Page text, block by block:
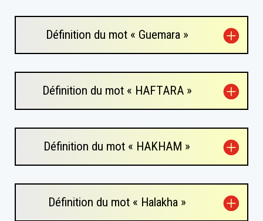
Définition du mot « Guemara »
Définition du mot « HAFTARA »
Définition du mot « HAKHAM »
Définition du mot « Halakha »